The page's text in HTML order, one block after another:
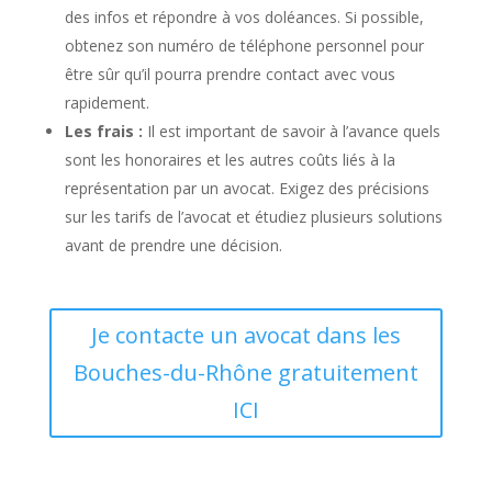
des infos et répondre à vos doléances. Si possible,
obtenez son numéro de téléphone personnel pour
être sûr qu’il pourra prendre contact avec vous
rapidement.
Les frais : Il est important de savoir à l’avance quels
sont les honoraires et les autres coûts liés à la
représentation par un avocat. Exigez des précisions
sur les tarifs de l’avocat et étudiez plusieurs solutions
avant de prendre une décision.
Je contacte un avocat dans les
Bouches-du-Rhône gratuitement
ICI